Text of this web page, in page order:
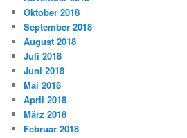
Oktober 2018
September 2018
August 2018
Juli 2018
Juni 2018
Mai 2018
April 2018
März 2018
Februar 2018